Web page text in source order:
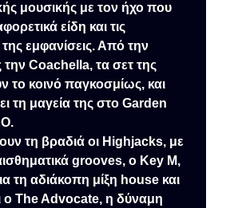
μουσικής με τον ήχο που
είδη και τις
της εμφανίσεις. Από την
την Coachella, τα σετ της
το κοινό παγκοσμίως, και
τη μαγεία της στο Garden
τη βραδιά οι Highjacks, με
grooves, ο Key M,
τη αδιάκοπη μίξη house και
ο The Advocate, η δύναμη